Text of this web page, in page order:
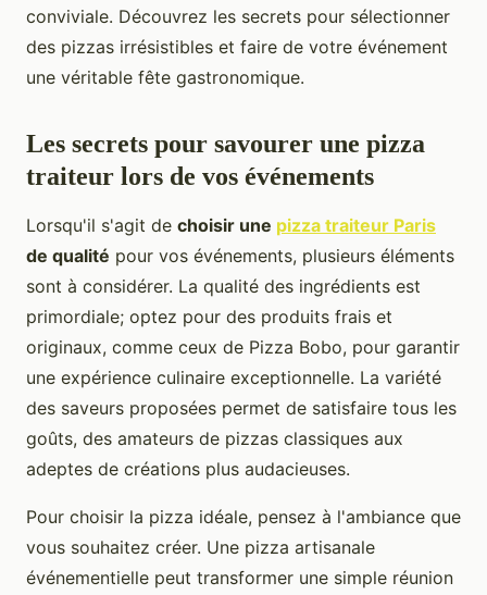
conviviale. Découvrez les secrets pour sélectionner
des pizzas irrésistibles et faire de votre événement
une véritable fête gastronomique.
Les secrets pour savourer une pizza
traiteur lors de vos événements
Lorsqu'il s'agit de choisir une pizza traiteur Paris
de qualité pour vos événements, plusieurs éléments
sont à considérer. La qualité des ingrédients est
primordiale; optez pour des produits frais et
originaux, comme ceux de Pizza Bobo, pour garantir
une expérience culinaire exceptionnelle. La variété
des saveurs proposées permet de satisfaire tous les
goûts, des amateurs de pizzas classiques aux
adeptes de créations plus audacieuses.
Pour choisir la pizza idéale, pensez à l'ambiance que
vous souhaitez créer. Une pizza artisanale
événementielle peut transformer une simple réunion